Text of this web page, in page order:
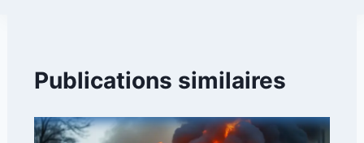
Publications similaires